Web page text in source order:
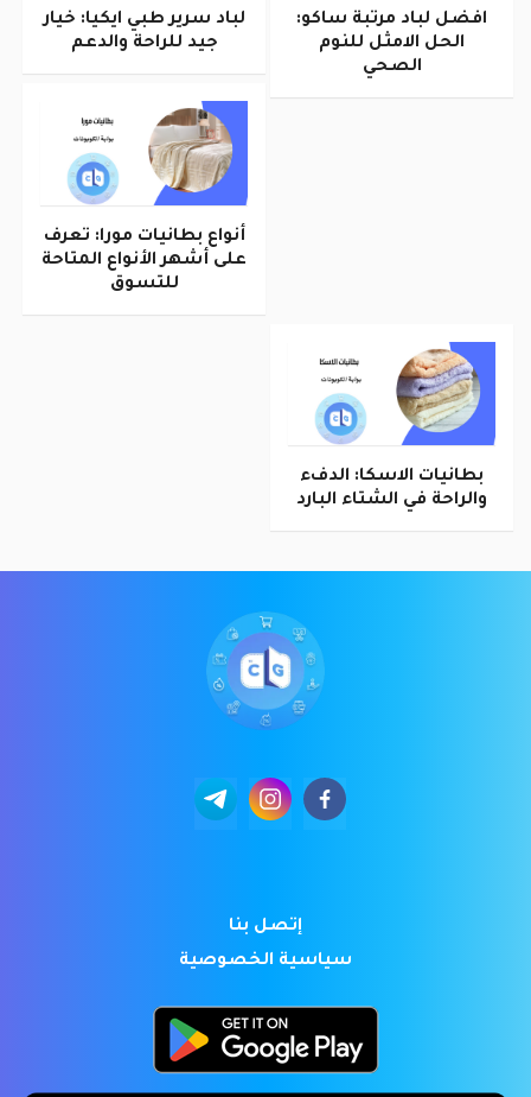
افضل لباد مرتبة ساكو:
الحل الامثل للنوم
الصحي
لباد سرير طبي ايكيا: خيار
جيد للراحة والدعم
أنواع بطانيات مورا: تعرف
على أشهر الأنواع المتاحة
للتسوق
بطانيات الاسكا: الدفء
والراحة في الشتاء البارد
إتصل بنا
سياسية الخصوصية